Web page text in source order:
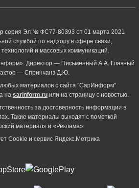
серия Эл № ФС77-80393 от 01 марта 2021
службой по надзору в сфере связи,
и массовых коммуникаций.
Директор — Письменный А.А. Главный
— Спринчанэ Д.Ю.
материалов с сайта "СарИнформ"
на sarinform.ru или на страницу с новостью.
за достоверность информации в
Такие материалы выходят с пометкой
материал» и «Реклама».
Cookie и сервиc Яндекс.Метрика